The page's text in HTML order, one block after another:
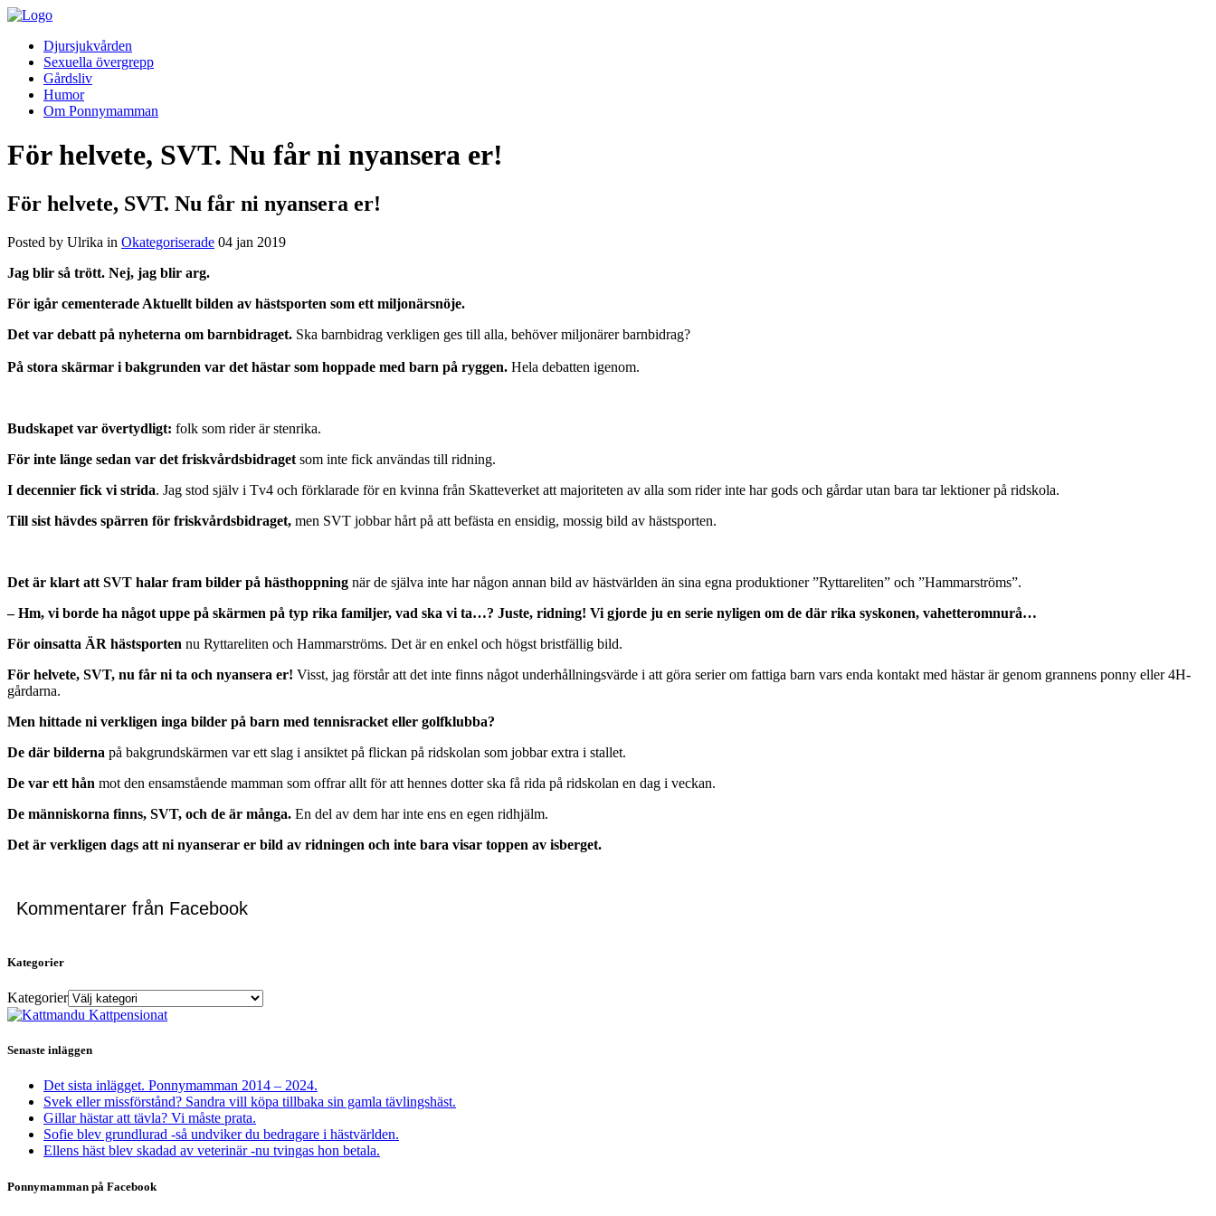
Djursjukvården
Sexuella övergrepp
Gårdsliv
Humor
Om Ponnymamman
För helvete, SVT. Nu får ni nyansera er!
För helvete, SVT. Nu får ni nyansera er!
Posted by Ulrika in Okategoriserade 04 jan 2019
Jag blir så trött. Nej, jag blir arg.
För igår cementerade Aktuellt bilden av hästsporten som ett miljonärsnöje.
Det var debatt på nyheterna om barnbidraget. Ska barnbidrag verkligen ges till alla, behöver miljonärer barnbidrag?
På stora skärmar i bakgrunden var det hästar som hoppade med barn på ryggen. Hela debatten igenom.
Budskapet var övertydligt: folk som rider är stenrika.
För inte länge sedan var det friskvårdsbidraget som inte fick användas till ridning.
I decennier fick vi strida. Jag stod själv i Tv4 och förklarade för en kvinna från Skatteverket att majoriteten av alla som rider inte har gods och gårdar utan bara tar lektioner på ridskola.
Till sist hävdes spärren för friskvårdsbidraget, men SVT jobbar hårt på att befästa en ensidig, mossig bild av hästsporten.
Det är klart att SVT halar fram bilder på hästhoppning när de själva inte har någon annan bild av hästvärlden än sina egna produktioner ”Ryttareliten” och ”Hammarströms”.
– Hm, vi borde ha något uppe på skärmen på typ rika familjer, vad ska vi ta…? Juste, ridning! Vi gjorde ju en serie nyligen om de där rika syskonen, vahetteromnurå…
För oinsatta ÄR hästsporten nu Ryttareliten och Hammarströms. Det är en enkel och högst bristfällig bild.
För helvete, SVT, nu får ni ta och nyansera er! Visst, jag förstår att det inte finns något underhållningsvärde i att göra serier om fattiga barn vars enda kontakt med hästar är genom grannens ponny eller 4H-
gårdarna.
Men hittade ni verkligen inga bilder på barn med tennisracket eller golfklubba?
De där bilderna på bakgrundskärmen var ett slag i ansiktet på flickan på ridskolan som jobbar extra i stallet.
De var ett hån mot den ensamstående mamman som offrar allt för att hennes dotter ska få rida på ridskolan en dag i veckan.
De människorna finns, SVT, och de är många. En del av dem har inte ens en egen ridhjälm.
Det är verkligen dags att ni nyanserar er bild av ridningen och inte bara visar toppen av isberget.
Kommentarer från Facebook
Kategorier
Kategorier
Senaste inläggen
Det sista inlägget. Ponnymamman 2014 – 2024.
Svek eller missförstånd? Sandra vill köpa tillbaka sin gamla tävlingshäst.
Gillar hästar att tävla? Vi måste prata.
Sofie blev grundlurad -så undviker du bedragare i hästvärlden.
Ellens häst blev skadad av veterinär -nu tvingas hon betala.
Ponnymamman på Facebook